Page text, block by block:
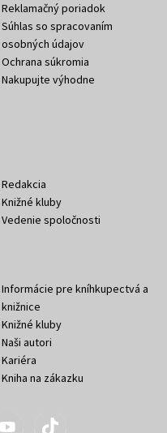
Reklamačný poriadok
Súhlas so spracovaním
osobných údajov
Ochrana súkromia
Nakupujte výhodne
Redakcia
Knižné kluby
Vedenie spoločnosti
Informácie pre kníhkupectvá a
knižnice
Knižné kluby
Naši autori
Kariéra
Kniha na zákazku